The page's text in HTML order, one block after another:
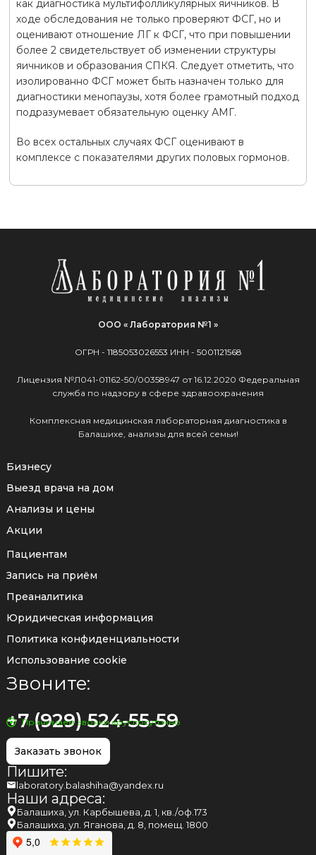
как диагностика мультифолликулярных яичников. В
ходе обследования не только проверяют ФСГ, но и
оценивают отношение ЛГ к ФСГ, что при повышении
более 2 свидетельствует об изменении структуры
яичников и образования СПКЯ. Следует отметить, что
изолированно ФСГ может быть назначен только для
диагностики менопаузы, хотя более грамотный подход
подразумевает обязательную оценку АМГ.
Во всех остальных случаях ФСГ оценивают в
комплексе с показателями других половых гормонов.
ООО « Лаборатория №1 »
ОГРН - 1185053026553 ИНН - 5001121568
Лицензия №Л041-01162-50/00358947 от 16.12.2020 Федеральная
служба по надзору в сфере здравоохранения
Комплексная медицинская лабораторная диагностика в
Балашихе, анализы для всей семьи!
Бизнесу
Выезд врача на дом
Анализы и цены
Акции
Пациентам
Запись на приём
Преаналитика
Юридическая информация
Политика конфиденциальности
Использование cookie
Звоните:
+7 (929) 524-55-59
Принимаем звонки круглосуточно
Заказать звонок
Пишите:
laboratory.balashiha@yandex.ru
Наши адреса:
Балашиха, ул. Карбышева, д. 1, кв./оф.173
Балашиха, ул. Яганова, д. 8, помещ. 1800